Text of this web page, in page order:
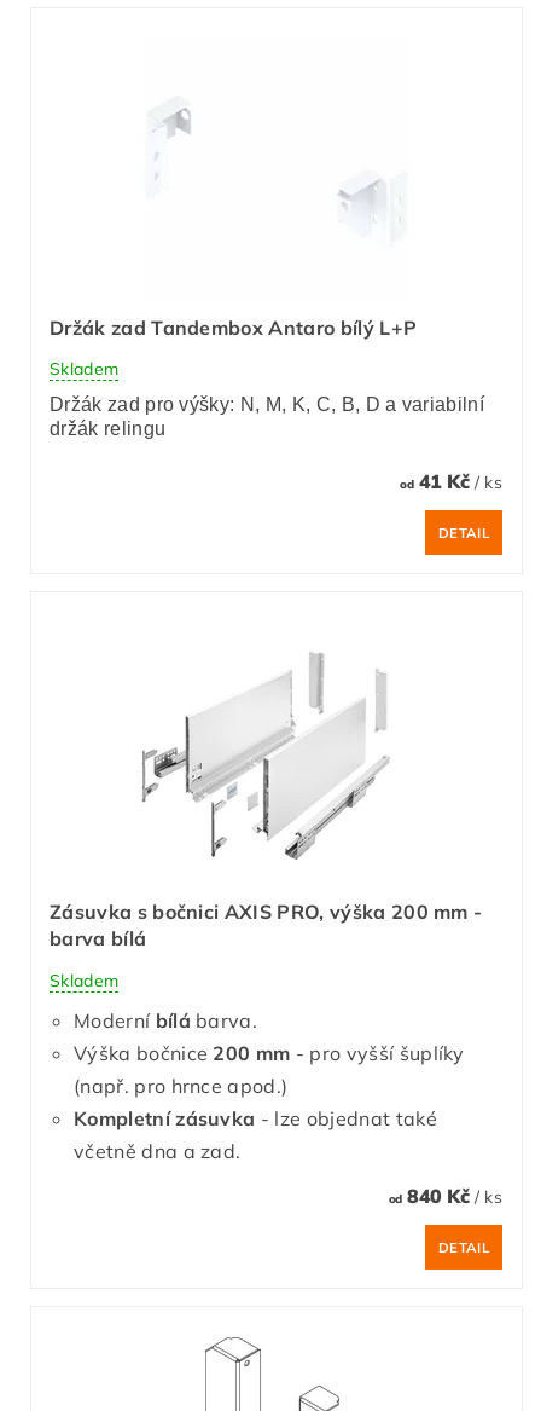
Držák zad Tandembox Antaro bílý L+P
Skladem
Držák zad pro výšky: N, M, K, C, B, D a variabilní
držák relingu
od41 Kč / ks
DETAIL
Zásuvka s bočnici AXIS PRO, výška 200 mm -
barva bílá
Skladem
Moderní bílá barva.
Výška bočnice 200 mm - pro vyšší šuplíky
(např. pro hrnce apod.)
Kompletní zásuvka - lze objednat také
včetně dna a zad.
od840 Kč / ks
DETAIL